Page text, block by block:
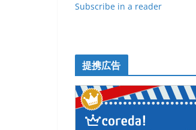
Subscribe in a reader
提携広告